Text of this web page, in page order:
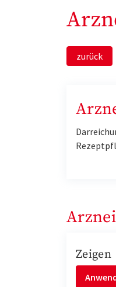
zurück
Zeigen